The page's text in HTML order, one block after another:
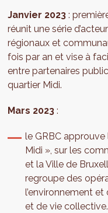
Janvier 2023 :
réunit une série
régionaux et
fois par an et vise à
entre partenaires
quartier Midi.
Mars 2023 :
le GRBC
Midi », sur les
et la Ville de
regroupe des
l’environnement
et de vie collective.